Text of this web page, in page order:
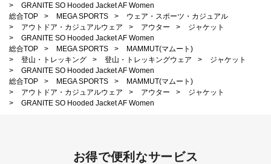
>
GRANITE SO Hooded Jacket AF Women
総合TOP
> MEGA SPORTS >
ウェア・スポーツ・カジュアル
>
アウトドア・カジュアルウェア > アウター >
ジャケット
>
GRANITE SO Hooded Jacket AF Women
総合TOP
> MEGA SPORTS >
MAMMUT(マムート)
>
登山・トレッキング > 登山・トレッキングウェア >
ジャケット
>
GRANITE SO Hooded Jacket AF Women
総合TOP
> MEGA SPORTS >
MAMMUT(マムート)
>
アウトドア・カジュアルウェア > アウター >
ジャケット
>
GRANITE SO Hooded Jacket AF Women
お得で便利なサービス